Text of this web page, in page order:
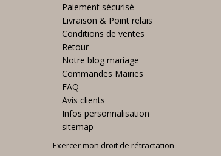
Paiement sécurisé
Livraison & Point relais
Conditions de ventes
Retour
Notre blog mariage
Commandes Mairies
FAQ
Avis clients
Infos personnalisation
sitemap
Exercer mon droit de rétractation